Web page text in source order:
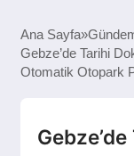
ANASAYFA
Ana Sayfa
Gebze’de Tarihi
Otomatik Otopark